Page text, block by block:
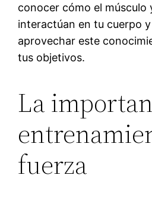
conocer cómo el músculo
interactúan en tu cuerpo
aprovechar este
tus objetivos.
La
fuerza